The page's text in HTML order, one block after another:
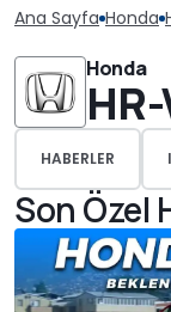
Ana Sayfa Honda
Honda
HABERLER
Son Özel